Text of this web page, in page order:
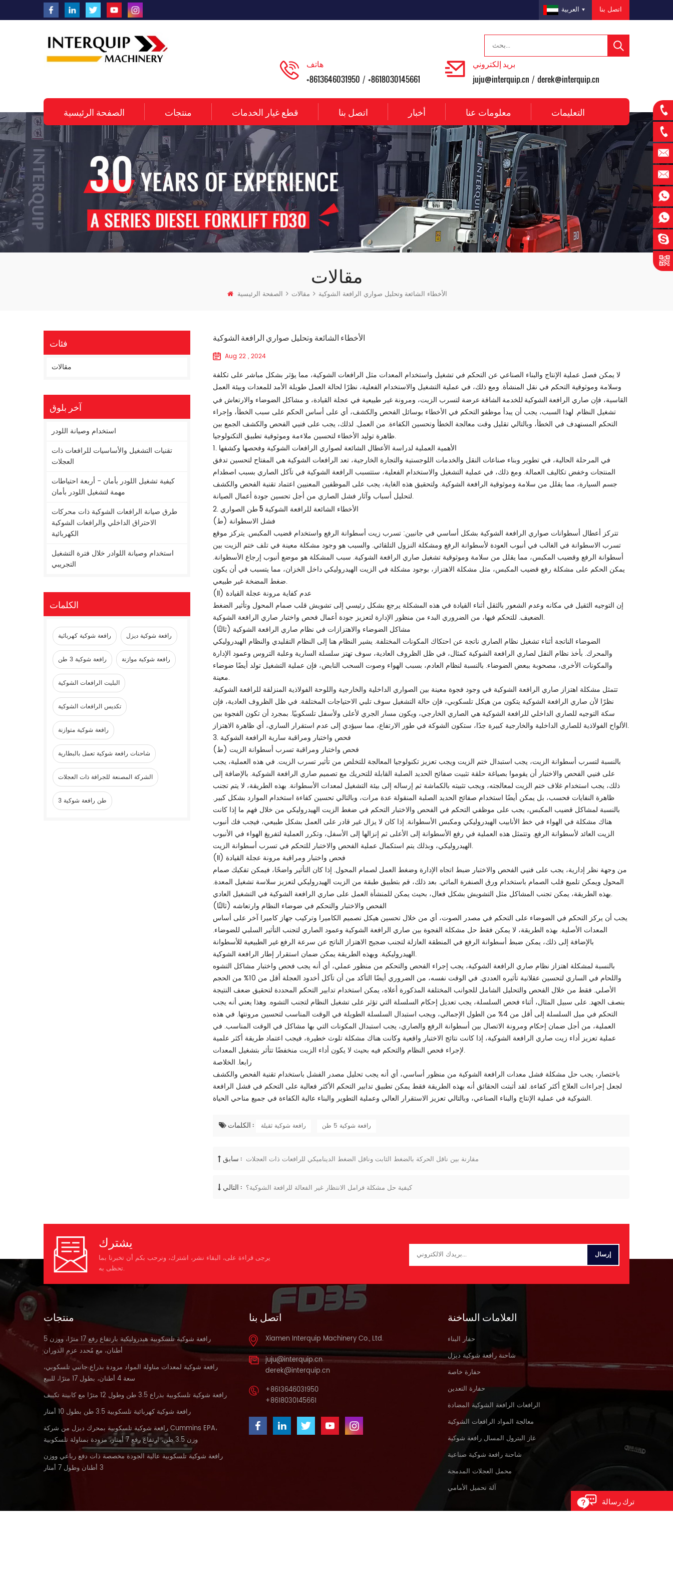
اتصل بنا العربية
هاتف
+8613646031950 / +8618030145661
بريد إلكتروني
juju@interquip.cn / derek@interquip.cn
الصفحة الرئيسية منتجات قطع غيار الخدمات اتصل بنا أخبار معلومات عنا التعليمات
مقالات
الصفحة الرئيسية مقالات الأخطاء الشائعة وتحليل صواري الرافعة الشوكية
الأخطاء الشائعة وتحليل صواري الرافعة الشوكية
Aug 22 , 2024
لا يمكن فصل عملية الإنتاج والبناء الصناعي عن التحكم في تشغيل واستخدام المعدات مثل الرافعات الشوكية، مما يؤثر بشكل مباشر على تكلفة
وسلامة وموثوقية التحكم في نقل المنشأة. ومع ذلك، في عملية التشغيل والاستخدام الفعلية، نظرًا لحالة العمل طويلة الأمد للمعدات وبيئة العمل
القاسية، فإن صاري الرافعة الشوكية للخدمة الشاقة عرضة لتسرب الزيت، ومرونة غير طبيعية في عجلة القيادة، و مشاكل الضوضاء والارتعاش في
تشغيل النظام. لهذا السبب، يجب أن يبدأ موظفو التحكم في الأخطاء بوسائل الفحص والكشف، أي على أساس الحكم على سبب الخطأ، وإجراء
التحكم المستهدف في الخطأ، وبالتالي تقليل وقت معالجة الخطأ وتحسين الكفاءة. من العمل. لذلك، يجب على فنيي الفحص والكشف الجمع بين
ظاهرة توليد الأخطاء لتحسين ملاءمة وموثوقية تطبيق التكنولوجيا.
1. الأهمية العملية لدراسة الأعطال الشائعة لصواري الرافعات الشوكية وفحصها وكشفها
في المرحلة الحالية، في تطوير وبناء صناعات النقل والخدمات اللوجستية والتجارة الخارجية، تعد الرافعات الشوكية هي المفتاح لتحسين تدفق
المنتجات وخفض تكاليف العمالة. ومع ذلك، في عملية التشغيل والاستخدام الفعلية، ستتسبب الرافعة الشوكية في تآكل الصاري بسبب اصطدام
جسم السيارة، مما يقلل من سلامة وموثوقية الرافعة الشوكية. ولتحقيق هذه الغاية، يجب على الموظفين المعنيين اعتماد تقنية الفحص والكشف
لتحليل أسباب وآثار فشل الصاري من أجل تحسين جودة أعمال الصيانة.
2. الأخطاء الشائعة للرافعة الشوكية5 طن
الصواري
(ط) فشل الاسطوانة
تتركز أعطال أسطوانات صواري الرافعة الشوكية بشكل أساسي في جانبين: تسرب زيت أسطوانة الرفع واستخدام قضيب المكبس. يتركز موقع
تسرب الاسطوانة في الغالب في أنبوب العودة لأسطوانة الرفع ومشكلة النزول التلقائي. والسبب هو وجود مشكلة معينة في تلف ختم الزيت بين
أسطوانة الرفع وقضيب المكبس، مما يقلل من سلامة وموثوقية تشغيل صاري الرافعة الشوكية. سبب المشكلة هو موضع أنبوب إرجاع الأسطوانة.
يمكن الحكم على مشكلة رفع قضيب المكبس، مثل مشكلة الاهتزاز، بوجود مشكلة في الزيت الهيدروليكي داخل الخزان، مما يتسبب في أن يكون
ضغط المضخة غير طبيعي.
(II) عدم كفاية مرونة عجلة القيادة
إن التوجيه الثقيل في مكانه وعدم الشعور بالثقل أثناء القيادة في هذه المشكلة يرجع بشكل رئيسي إلى تشويش قلب صمام المحول وتأثير الضغط
الضعيف. للتحكم فيها، من الضروري البدء من منظور الإدارة لتعزيز جودة أعمال فحص واختبار صاري الرافعة الشوكية.
(ثالثًا) مشاكل الضوضاء والاهتزازات في نظام صاري الرافعة الشوكية
الضوضاء الناتجة أثناء تشغيل نظام الصاري ناتجة عن احتكاك المكونات المختلفة. يشير النظام هنا إلى النظام التقليدي والنظام الهيدروليكي
والمحرك. بأخذ نظام النقل لصاري الرافعة الشوكية كمثال، في ظل الظروف العادية، سوف تهتز سلسلة السارية وعلبة التروس وعمود الإدارة
والمكونات الأخرى، مصحوبة ببعض الضوضاء. بالنسبة لنظام العادم، بسبب الهواء وصوت السحب النابض، فإن عملية التشغيل تولد أيضًا ضوضاء
معينة.
تتمثل مشكلة اهتزاز صاري الرافعة الشوكية في وجود فجوة معينة بين الصواري الداخلية والخارجية واللوحة الفولاذية المنزلقة للرافعة الشوكية.
نظرًا لأن صاري الرافعة الشوكية يتكون من هيكل تلسكوبي، فإن حالة التشغيل سوف تلبي الاحتياجات المختلفة. في ظل الظروف العادية، فإن
سكة التوجيه للصاري الداخلي للرافعة الشوكية هي الصاري الخارجي، ويكون مسار الجري لأعلى ولأسفل تلسكوبيًا. بمجرد أن تكون الفجوة بين
الألواح الفولاذية للصاري الداخلية والخارجية كبيرة جدًا، ستكون الشوكة في طور الارتفاع، مما سيؤدي إلى عدم استقرار الساري، أي ظاهرة الاهتزاز.
3. فحص واختبار ومراقبة سارية الرافعة الشوكية
(ط) فحص واختبار ومراقبة تسرب أسطوانة الزيت
بالنسبة لتسرب أسطوانة الزيت، يجب استبدال ختم الزيت ويجب تعزيز تكنولوجيا المعالجة للتخلص من تأثير تسرب الزيت. في هذه العملية، يجب
على فنيي الفحص والاختبار أن يقوموا بصياغة حلقة تثبيت صفائح الحديد الصلبة القابلة للتحريك مع تصميم صاري الرافعة الشوكية. بالإضافة إلى
ذلك، يجب استخدام غلاف ختم الزيت لمعالجته، ويجب تثبيته بالكماشة ثم إرساله إلى بيئة التشغيل لمعدات الأسطوانة. بهذه الطريقة، لا يتم تجنب
ظاهرة النفايات فحسب، بل يمكن أيضًا استخدام صفائح الحديد الصلبة المنقولة عدة مرات، وبالتالي تحسين كفاءة استخدام الموارد بشكل كبير.
بالنسبة لمشاكل قضيب المكبس، يجب على موظفي التحكم في الفحص والاختبار التحكم في ضغط الزيت الهيدروليكي من خلال فهم ما إذا كانت
هناك مشكلة في الهواء في خط الأنابيب الهيدروليكي ومكبس الأسطوانة. إذا كان لا يزال غير قادر على العمل بشكل طبيعي، فيجب فك أنبوب
الزيت العائد لأسطوانة الرفع. وتتمثل هذه العملية في رفع الأسطوانة إلى الأعلى ثم إنزالها إلى الأسفل، وتكرر العملية لتفريغ الهواء في الأنبوب
الهيدروليكي، وبذلك يتم استكمال عملية الفحص والاختبار للتحكم في تسرب أسطوانة الزيت.
(II) فحص واختبار ومراقبة مرونة عجلة القيادة
من وجهة نظر إدارية، يجب على فنيي الفحص والاختبار ضبط اتجاه الإدارة وضغط العمل لصمام المحول. إذا كان التأثير واضحًا، فيمكن تفكيك صمام
المحول ويمكن تلميع قلب الصمام باستخدام ورق الصنفرة المائي. بعد ذلك، قم بتطبيق طبقة من الزيت الهيدروليكي لتعزيز سلاسة تشغيل المعدة.
بهذه الطريقة، يمكن تجنب المشاكل مثل التشويش بشكل فعال، بحيث يمكن للمنشأة العمل على صاري الرافعة الشوكية في التشغيل العادي.
(ثالثًا) الفحص والاختبار والتحكم في ضوضاء النظام وارتعاشه
يجب أن يركز التحكم في الضوضاء على التحكم في مصدر الصوت، أي من خلال تحسين هيكل تصميم الكاميرا وتركيب جهاز كاميرا آخر على أساس
المعدات الأصلية. بهذه الطريقة، لا يمكن فقط حل مشكلة الفجوة بين صاري الرافعة الشوكية وعمود الصاري لتجنب التأثير السلبي للضوضاء.
بالإضافة إلى ذلك، يمكن ضبط أسطوانة الرفع في المنطقة العازلة لتجنب ضجيج الاهتزاز الناتج عن سرعة الرفع غير الطبيعية للأسطوانة
الهيدروليكية. وبهذه الطريقة يمكن ضمان استقرار إطار الرافعة الشوكية.
بالنسبة لمشكلة اهتزاز نظام صاري الرافعة الشوكية، يجب إجراء الفحص والتحكم من منظور عملي، أي أنه يجب فحص واختبار مشاكل التشوه
واللحام في الساري لتحسين عقلانية تأثيره العددي. في الوقت نفسه، من الضروري أيضًا التأكد من أن تآكل أخدود العجلة أقل من 10% من الحجم
الأصلي. فقط من خلال الفحص والتحليل الشامل للجوانب المختلفة المذكورة أعلاه، يمكن استخدام تدابير التحكم المحددة لتحقيق ضعف النتيجة
بنصف الجهد. على سبيل المثال، أثناء فحص السلسلة، يجب تعديل إحكام السلسلة التي تؤثر على تشغيل النظام لتجنب التشوه. وهذا يعني أنه يجب
التحكم في ميل السلسلة إلى أقل من 4% من الطول الإجمالي، ويجب استبدال السلسلة الطويلة في الوقت المناسب لتحسين مرونتها. في هذه
العملية، من أجل ضمان إحكام ومرونة الاتصال بين أسطوانة الرفع والصاري، يجب استبدال المكونات التي بها مشاكل في الوقت المناسب. في
عملية تعزيز أداء زيت صاري الرافعة الشوكية، إذا كانت نتائج الاختبار واقعية وكانت هناك مشكلة تلوث خطيرة، فيجب اعتماد طريقة أكثر علمية
لإجراء فحص النظام والتحكم فيه بحيث لا يكون أداء الزيت منخفضًا تتأثر بتشغيل المعدات.
رابعا. الخلاصة
باختصار، يجب حل مشكلة فشل معدات الرافعة الشوكية من منظور أساسي، أي أنه يجب تحليل مصدر الفشل باستخدام تقنية الفحص والكشف
لجعل إجراءات العلاج أكثر كفاءة. لقد أثبتت الحقائق أنه بهذه الطريقة فقط يمكن تطبيق تدابير التحكم الأكثر فعالية على التحكم في فشل الرافعة
الشوكية في عملية الإنتاج والبناء الصناعي، وبالتالي تعزيز الاستقرار العالي وعملية التطوير والبناء عالية الكفاءة في جميع مناحي الحياة.
الكلمات : رافعة شوكية ثقيلة رافعة شوكية 5 طن
سابق : مقارنة بين ناقل الحركة بالضغط الثابت وناقل الضغط الديناميكي للرافعات ذات العجلات
التالي : كيفية حل مشكلة فرامل الانتظار غير الفعالة للرافعة الشوكية؟
فئات
مقالات
آخر بلوق
استخدام وصيانة اللودر
تقنيات التشغيل والأساسيات للرافعات ذات
العجلات
كيفية تشغيل اللودر بأمان - أربعة احتياطات
مهمة لتشغيل اللودر بأمان
طرق صيانة الرافعات الشوكية ذات محركات
الاحتراق الداخلي والرافعات الشوكية
الكهربائية
استخدام وصيانة اللوادر خلال فترة التشغيل
التجريبي
الكلمات
رافعة شوكية كهربائية رافعة شوكية ديزل
رافعة شوكية 3 طن رافعة شوكية موازنة
البليت الرافعات الشوكية
تكديس الرافعات الشوكية
رافعة شوكية متوازنة
شاحنات رافعة شوكية تعمل بالبطارية
الشركة المصنعة للجرافة ذات العجلات
3 طن رافعة شوكية
يشترك
يرجى قراءة على، البقاء نشر، اشترك، ونرحب بكم أن تخبرنا بما
تحظى به.
منتجات
رافعة شوكية تلسكوبية هيدروليكية بارتفاع رفع 17 مترًا، ووزن 5
أطنان، مع مُحدد عزم الدوران
رافعة شوكية لمعدات مناولة المواد مزودة بذراع جانبي تلسكوبي،
سعة 4 أطنان، بطول 17 مترًا، للبيع
رافعة شوكية تلسكوبية بذراع 3.5 طن وطول 12 مترًا مع كابينة تكييف
رافعة شوكية كهربائية تلسكوبية 3.5 طن بطول 10 أمتار
رافعة شوكية تلسكوبية بمحرك ديزل من شركة Cummins EPA،
وزن 3.5 طن، ارتفاع رفع 7 أمتار، مزودة بمناولة تلسكوبية
رافعة شوكية تلسكوبية عالية الجودة مخصصة ذات دفع رباعي ووزن
3 أطنان وطول 7 أمتار
اتصل بنا
Xiamen Interquip Machinery Co., Ltd.
juju@interquip.cn
derek@interquip.cn
+8613646031950
+8618030145661
العلامات الساخنة
حفار البناء
شاحنة رافعة شوكية ديزل
حفارة خاصة
حفارة التعدين
الرافعات الرافعة الشوكية المضادة
معالجة المواد الرافعات الشوكية
غاز البترول المسال رافعة شوكية
شاحنة رافعة شوكية صناعية
محمل العجلات المدمجة
آلة تحميل الأمامي
ترك رسالة